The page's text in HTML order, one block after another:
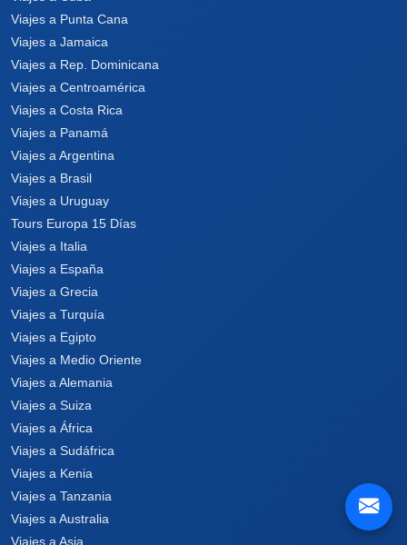
Viajes a Punta Cana
Viajes a Jamaica
Viajes a Rep. Dominicana
Viajes a Centroamérica
Viajes a Costa Rica
Viajes a Panamá
Viajes a Argentina
Viajes a Brasil
Viajes a Uruguay
Tours Europa 15 Días
Viajes a Italia
Viajes a España
Viajes a Grecia
Viajes a Turquía
Viajes a Egipto
Viajes a Medio Oriente
Viajes a Alemania
Viajes a Suiza
Viajes a África
Viajes a Sudáfrica
Viajes a Kenia
Viajes a Tanzania
Viajes a Australia
Viajes a Asia